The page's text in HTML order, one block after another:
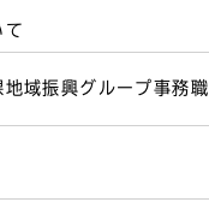
て
域振興グループ事務